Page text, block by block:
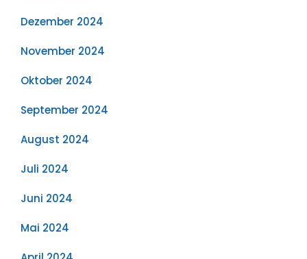
Dezember 2024
November 2024
Oktober 2024
September 2024
August 2024
Juli 2024
Juni 2024
Mai 2024